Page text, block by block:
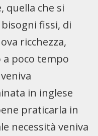
quella che si
fissi, di
ricchezza,
a poco tempo
in inglese
praticarla in
necessità veniva